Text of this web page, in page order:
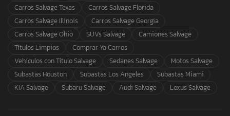
Carros Salvage Texas
Carros Salvage Florida
Carros Salvage Illinois
Carros Salvage Georgia
Carros Salvage Ohio
SUVs Salvage
Camiones Salvage
Títulos Limpios
Comprar Ya Carros
Vehículos con Título Salvage
Sedanes Salvage
Motos Salvage
Subastas Houston
Subastas Los Angeles
Subastas Miami
KIA Salvage
Subaru Salvage Audi Salvage Lexus Salvage